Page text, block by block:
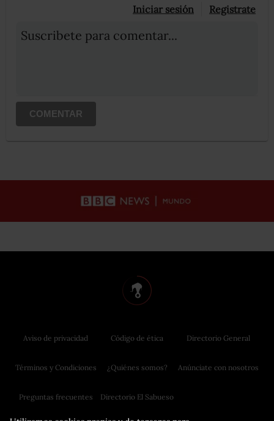
Iniciar sesión Registrate
Suscribete para comentar...
COMENTAR
Aviso de privacidad
Términos y Condiciones
Preguntas frecuentes
Código de ética
¿Quiénes somos?
Directorio El Sabueso
Directorio General
Anúnciate con nosotros